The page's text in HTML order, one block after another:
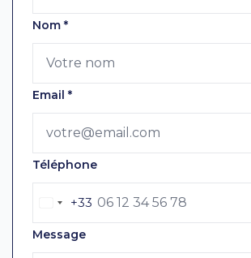
Nom *
Email *
Téléphone
+33
Message